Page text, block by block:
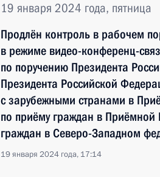
19 января 2024 года, пятница
Продлён контроль в рабочем
в режиме видео-конференц-
по поручению Президента
Президента Российской
с зарубежными странами в
по приёму граждан в Приёмной
граждан в Северо-Западном
19 января 2024 года, 17:14